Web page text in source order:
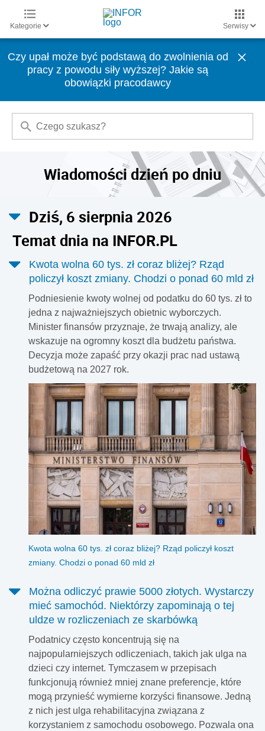
Kategorie Serwisy
Czy upał może być podstawą do zwolnienia od
pracy z powodu siły wyższej? Jakie są
obowiązki pracodawcy
Wiadomości dzień po dniu
Dziś, 6 sierpnia 2026
Temat dnia na INFOR.PL
Kwota wolna 60 tys. zł coraz bliżej? Rząd
policzył koszt zmiany. Chodzi o ponad 60 mld zł
Podniesienie kwoty wolnej od podatku do 60 tys. zł to
jedna z najważniejszych obietnic wyborczych.
Minister finansów przyznaje, że trwają analizy, ale
wskazuje na ogromny koszt dla budżetu państwa.
Decyzja może zapaść przy okazji prac nad ustawą
budżetową na 2027 rok.
Kwota wolna 60 tys. zł coraz bliżej? Rząd policzył koszt
zmiany. Chodzi o ponad 60 mld zł
Można odliczyć prawie 5000 złotych. Wystarczy
mieć samochód. Niektórzy zapominają o tej
uldze w rozliczeniach ze skarbówką
Podatnicy często koncentrują się na
najpopularniejszych odliczeniach, takich jak ulga na
dzieci czy internet. Tymczasem w przepisach
funkcjonują również mniej znane preferencje, które
mogą przynieść wymierne korzyści finansowe. Jedną
z nich jest ulga rehabilitacyjna związana z
korzystaniem z samochodu osobowego. Pozwala ona